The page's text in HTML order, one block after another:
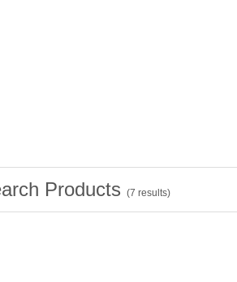
Products (7 results)